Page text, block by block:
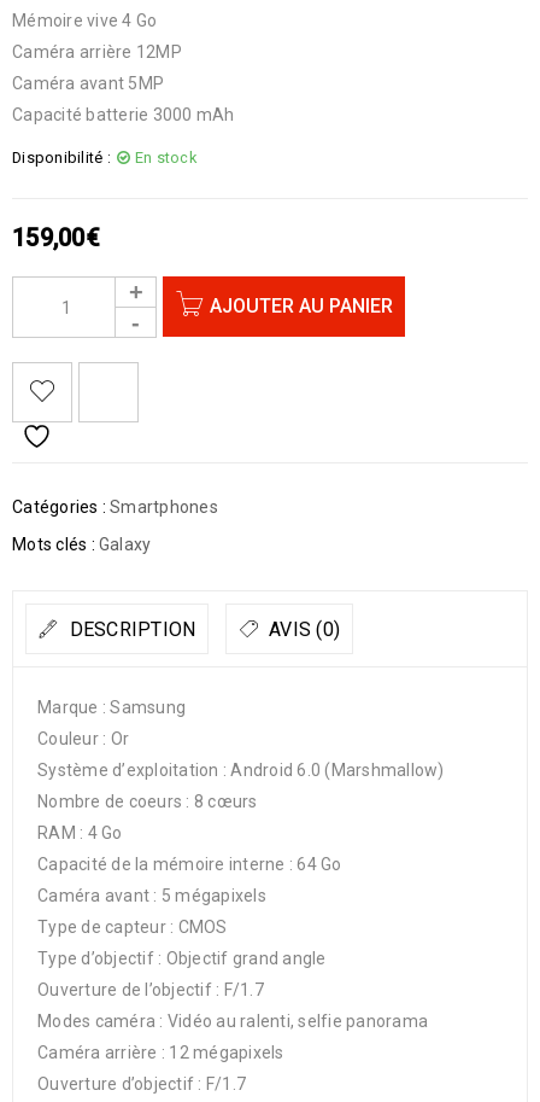
Mémoire vive 4 Go
Caméra arrière 12MP
Caméra avant 5MP
Capacité batterie 3000 mAh
Disponibilité : En stock
159,00€
AJOUTER AU PANIER
Catégories : Smartphones
Mots clés : Galaxy
DESCRIPTION AVIS (0)
Marque : Samsung
Couleur : Or
Système d’exploitation : Android 6.0 (Marshmallow)
Nombre de coeurs : 8 cœurs
RAM : 4 Go
Capacité de la mémoire interne : 64 Go
Caméra avant : 5 mégapixels
Type de capteur : CMOS
Type d’objectif : Objectif grand angle
Ouverture de l’objectif : F/1.7
Modes caméra : Vidéo au ralenti, selfie panorama
Caméra arrière : 12 mégapixels
Ouverture d’objectif : F/1.7